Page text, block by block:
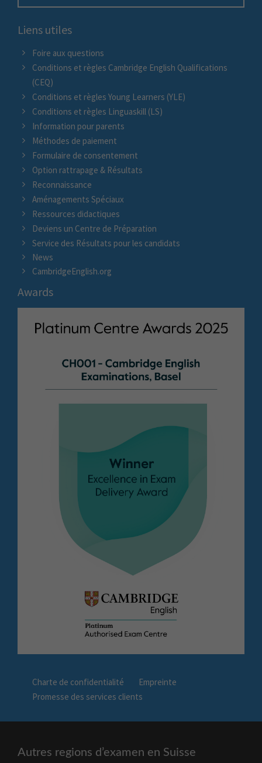
Liens utiles
Foire aux questions
Conditions et règles Cambridge English Qualifications
(CEQ)
Conditions et règles Young Learners (YLE)
Conditions et règles Linguaskill (LS)
Information pour parents
Méthodes de paiement
Formulaire de consentement
Option rattrapage & Résultats
Reconnaissance
Aménagements Spéciaux
Ressources didactiques
Deviens un Centre de Préparation
Service des Résultats pour les candidats
News
CambridgeEnglish.org
Awards
Charte de confidentialité
Empreinte
Promesse des services clients
Autres regions d’examen en Suisse